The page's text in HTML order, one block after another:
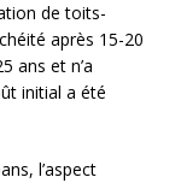
de toits-
après 15-20
ans et n’a
initial a été
l’aspect